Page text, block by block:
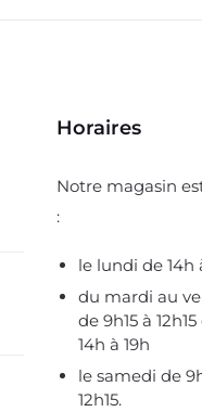
Horaires
Notre magasin
:
le lundi de 14h
du mardi au
de 9h15 à
14h à 19h
le samedi de
12h15.